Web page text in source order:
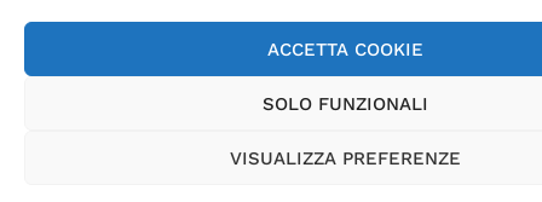
ACCETTA COOKIE
SOLO FUNZIONALI
VISUALIZZA PREFERENZE